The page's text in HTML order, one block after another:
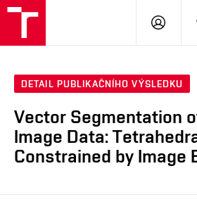
DETAIL PUBLIKAČNÍHO VÝSLEDKU
Vector Segmentation
Image Data:
Constrained by Image